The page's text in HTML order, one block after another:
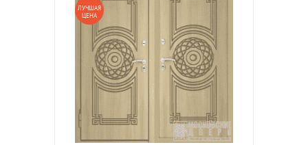
ЛУЧШАЯ
ЦЕНА